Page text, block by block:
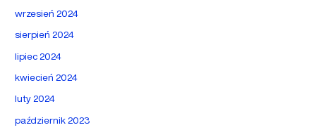
wrzesień 2024
sierpień 2024
lipiec 2024
kwiecień 2024
luty 2024
październik 2023